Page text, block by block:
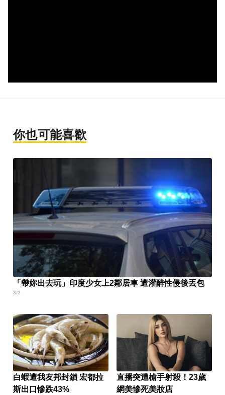
你也可能喜歡
「帶妳出去玩」印度少女上2鄰居車 遭灌醉性侵後丟包
3/2
白蝦遭我友邦封鎖 宏都拉
斯出口慘跌43%
直播突遭槍手射殺！23歲
網美慘死美妝店